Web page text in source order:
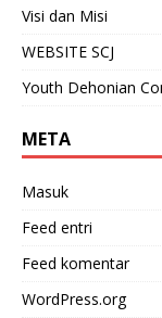
Visi dan Misi
WEBSITE SCJ
Youth Dehonian
META
Masuk
Feed entri
Feed komentar
WordPress.org